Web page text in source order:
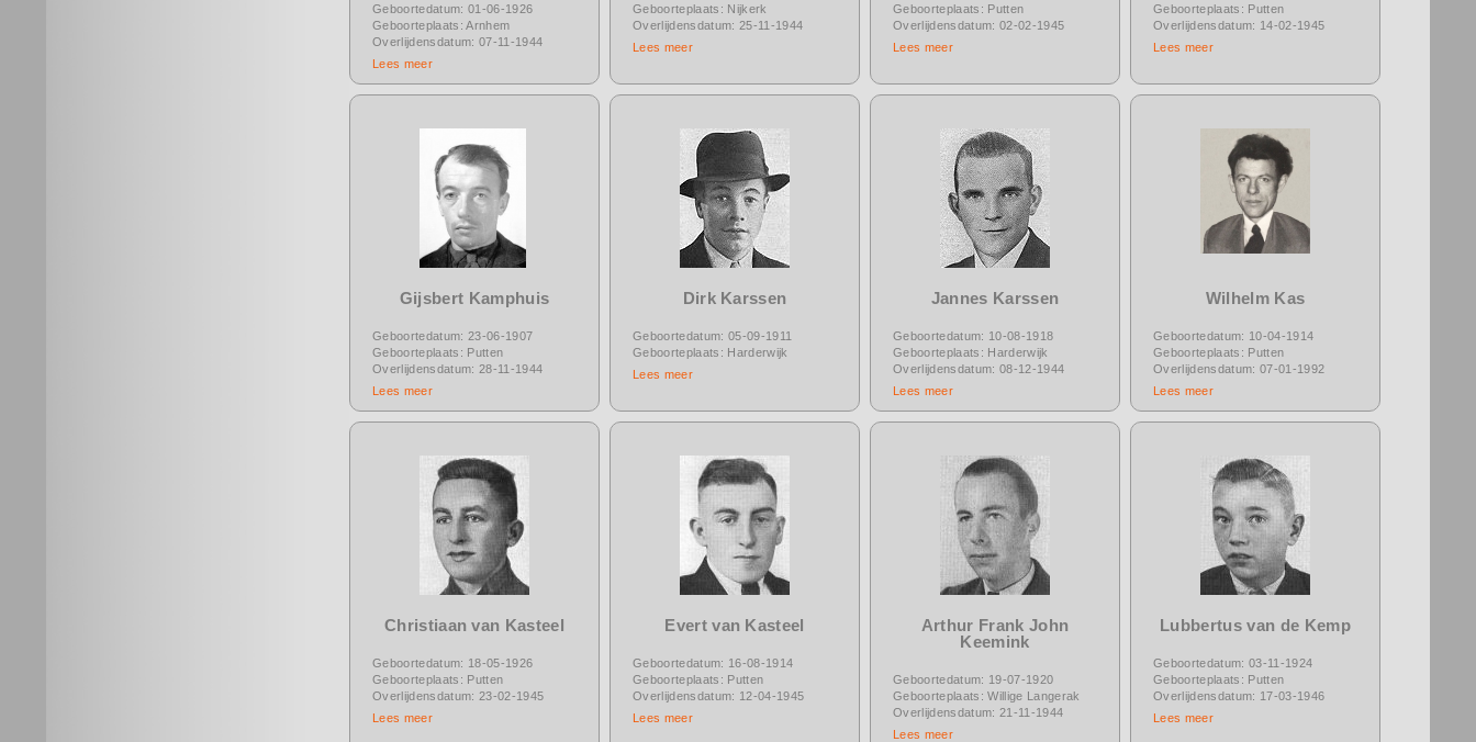
Geboortedatum: 01-06-1926
Geboorteplaats: Arnhem
Overlijdensdatum: 07-11-1944
Lees meer
Geboorteplaats: Nijkerk
Overlijdensdatum: 25-11-1944
Lees meer
Geboorteplaats: Putten
Overlijdensdatum: 02-02-1945
Lees meer
Geboorteplaats: Putten
Overlijdensdatum: 14-02-1945
Lees meer
Gijsbert Kamphuis
Geboortedatum: 23-06-1907
Geboorteplaats: Putten
Overlijdensdatum: 28-11-1944
Lees meer
Dirk Karssen
Geboortedatum: 05-09-1911
Geboorteplaats: Harderwijk
Lees meer
Jannes Karssen
Geboortedatum: 10-08-1918
Geboorteplaats: Harderwijk
Overlijdensdatum: 08-12-1944
Lees meer
Wilhelm Kas
Geboortedatum: 10-04-1914
Geboorteplaats: Putten
Overlijdensdatum: 07-01-1992
Lees meer
Christiaan van Kasteel
Geboortedatum: 18-05-1926
Geboorteplaats: Putten
Overlijdensdatum: 23-02-1945
Lees meer
Evert van Kasteel
Geboortedatum: 16-08-1914
Geboorteplaats: Putten
Overlijdensdatum: 12-04-1945
Lees meer
Arthur Frank John
Keemink
Geboortedatum: 19-07-1920
Geboorteplaats: Willige Langerak
Overlijdensdatum: 21-11-1944
Lees meer
Lubbertus van de Kemp
Geboortedatum: 03-11-1924
Geboorteplaats: Putten
Overlijdensdatum: 17-03-1946
Lees meer